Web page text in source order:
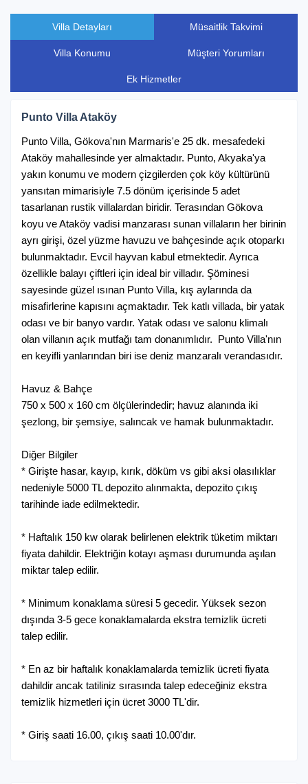
01 Nisan 2026 / 30 Nisan 2026
En az kiralama süresi: 5 Gece
01 Mayıs 2026 / 31 Mayıs 2026
En az kiralama süresi: 5 Gece
10.000 ₺ Gecelik 70.000 ₺ Haftalık
01 Haziran 2026 / 31 Ağustos 2026
12.950 ₺ Gecelik 90.650 ₺ Haftalık
01 Eylül 2026 / 30 Eylül 2026
En az kiralama süresi: 5 Gece
11.765 ₺ Gecelik 82.355 ₺ Haftalık
01 Ekim 2026 / 31 Ekim 2026
En az kiralama süresi: 5 Gece
11.180 ₺ Gecelik
01 Kasım 2026 / 31 Aralık 2026
En az kiralama süresi: 5 Gece
Villa Detayları Müsaitlik Takvimi
Villa Konumu Müşteri Yorumları
Ek Hizmetler
Punto Villa Ataköy
Punto Villa, Gökova'nın Marmaris'e 25 dk. mesafedeki
Ataköy mahallesinde yer almaktadır. Punto, Akyaka'ya
yakın konumu ve modern çizgilerden çok köy kültürünü
yansıtan mimarisiyle 7.5 dönüm içerisinde 5 adet
tasarlanan rustik villalardan biridir. Terasından Gökova
koyu ve Ataköy vadisi manzarası sunan villaların her birinin
ayrı girişi, özel yüzme havuzu ve bahçesinde açık otoparkı
bulunmaktadır. Evcil hayvan kabul etmektedir. Ayrıca
özellikle balayı çiftleri için ideal bir villadır. Şöminesi
sayesinde güzel ısınan Punto Villa, kış aylarında da
misafirlerine kapısını açmaktadır. Tek katlı villada, bir yatak
odası ve bir banyo vardır. Yatak odası ve salonu klimalı
olan villanın açık mutfağı tam donanımlıdır. Punto Villa'nın
en keyifli yanlarından biri ise deniz manzaralı verandasıdır.
Havuz & Bahçe
750 x 500 x 160 cm ölçülerindedir; havuz alanında iki
şezlong, bir şemsiye, salıncak ve hamak bulunmaktadır.
Diğer Bilgiler
* Girişte hasar, kayıp, kırık, döküm vs gibi aksi olasılıklar
nedeniyle 5000 TL depozito alınmakta, depozito çıkış
tarihinde iade edilmektedir.
* Haftalık 150 kw olarak belirlenen elektrik tüketim miktarı
fiyata dahildir. Elektriğin kotayı aşması durumunda aşılan
miktar talep edilir.
* Minimum konaklama süresi 5 gecedir. Yüksek sezon
dışında 3-5 gece konaklamalarda ekstra temizlik ücreti
talep edilir.
* En az bir haftalık konaklamalarda temizlik ücreti fiyata
dahildir ancak tatiliniz sırasında talep edeceğiniz ekstra
temizlik hizmetleri için ücret 3000 TL'dir.
* Giriş saati 16.00, çıkış saati 10.00'dır.